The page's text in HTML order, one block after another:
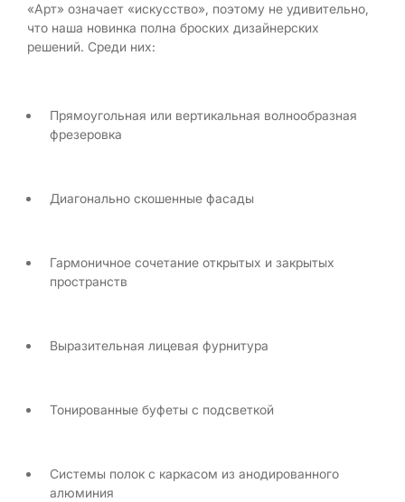
«Арт» означает «искусство», поэтому не удивительно,
что наша новинка полна броских дизайнерских
решений. Среди них:
Прямоугольная или вертикальная волнообразная
фрезеровка
Диагонально скошенные фасады
Гармоничное сочетание открытых и закрытых
пространств
Выразительная лицевая фурнитура
Тонированные буфеты с подсветкой
Системы полок с каркасом из анодированного
алюминия